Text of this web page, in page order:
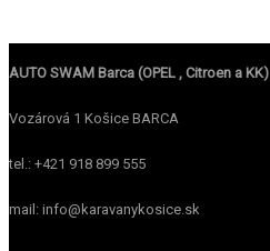
AUTO SWAM Barca (OPEL , Citroen a KK)
Vozárová 1 Košice BARCA
tel.: +421 918 899 555
mail: info@karavanykosice.sk